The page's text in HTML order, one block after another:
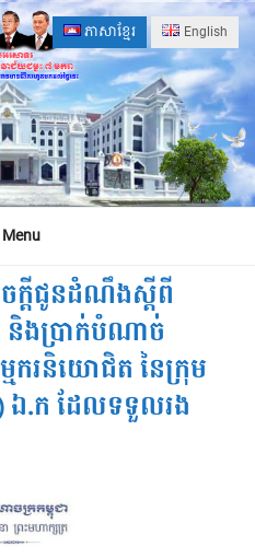
ភាសាខ្មែរ English
Menu
ក្តីជូនដំណឹងស្តីពី
និងប្រាក់បំណាច់
ករនិយោជិត នៃក្រុម
ឯ.ក ដែលទទួលរង